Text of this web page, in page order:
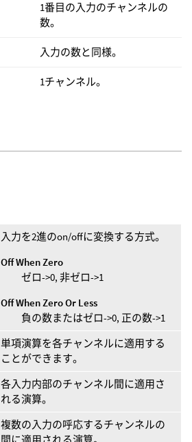
1番目の入力のチャンネルの
数。
入力の数と同様。
1チャンネル。
入力を2進のon/offに変換する方式。
Off When Zero
ゼロ->0, 非ゼロ->1
Off When Zero Or Less
負の数またはゼロ->0, 正の数->1
単項演算を各チャンネルに適用する
ことができます。
各入力内部のチャンネル間に適用さ
れる演算。
複数の入力の呼応するチャンネルの